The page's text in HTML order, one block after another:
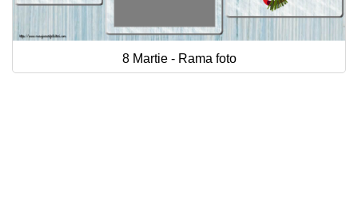
8 Martie - Rama foto